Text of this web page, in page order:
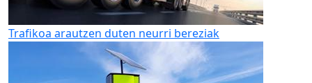
Trafikoa arautzen duten neurri bereziak